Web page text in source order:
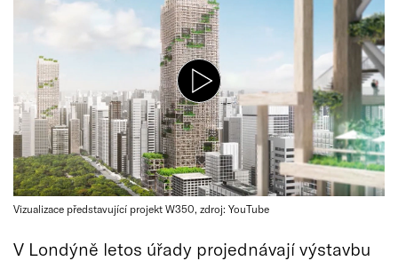
Vizualizace představující projekt W350, zdroj: YouTube
V Londýně letos úřady projednávají výstavbu